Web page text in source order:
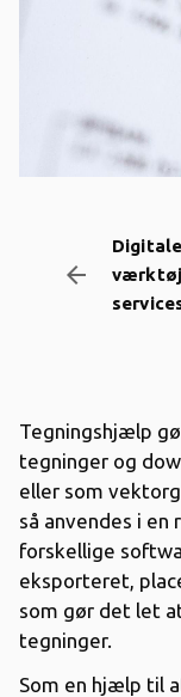
Digitale
Tegningshjælp
tegninger og
eller som
så anvendes i en
forskellige
eksporteret,
som gør det let
tegninger.
Som en hjælp til